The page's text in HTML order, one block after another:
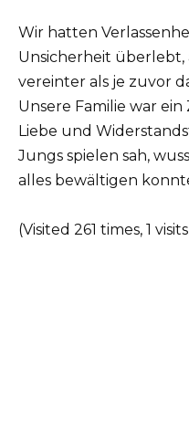
Wir hatten
Unsicherheit überlebt,
vereinter als je zuvor
Unsere Familie war
Liebe und
Jungs spielen sah,
alles bewältigen
(Visited 261 times, 1